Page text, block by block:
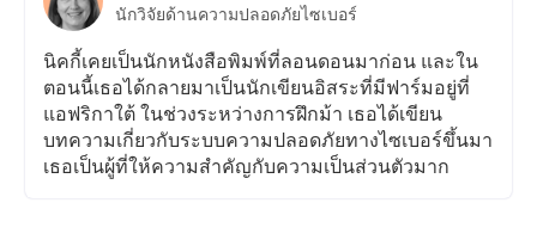
นักวิจัยด้านความปลอดภัยไซเบอร์
นิคกี้เคยเป็นนักหนังสือพิมพ์ที่ลอนดอนมาก่อน และใน
ตอนนี้เธอได้กลายมาเป็นนักเขียนอิสระที่มีฟาร์มอยู่ที่
แอฟริกาใต้ ในช่วงระหว่างการฝึกม้า เธอได้เขียน
บทความเกี่ยวกับระบบความปลอดภัยทางไซเบอร์ขึ้นมา
เธอเป็นผู้ที่ให้ความสำคัญกับความเป็นส่วนตัวมาก